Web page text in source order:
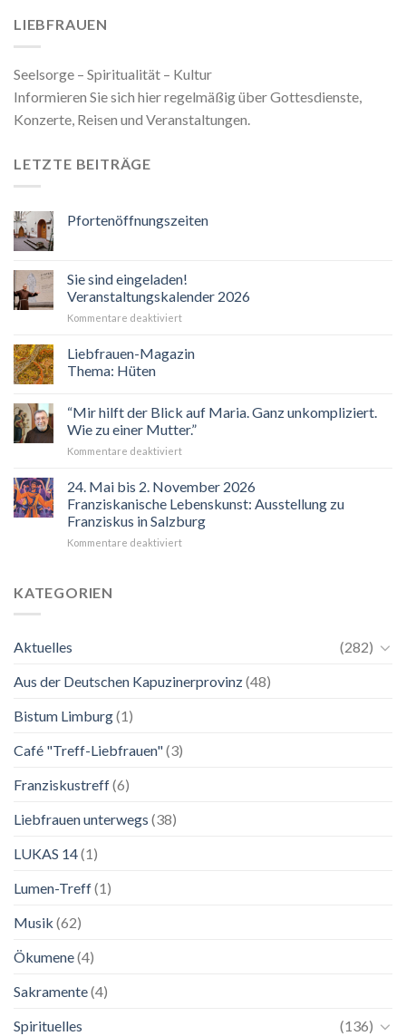
LIEBFRAUEN
Seelsorge – Spiritualität – Kultur
Informieren Sie sich hier regelmäßig über Gottesdienste,
Konzerte, Reisen und Veranstaltungen.
LETZTE BEITRÄGE
Pfortenöffnungszeiten
Sie sind eingeladen!
Veranstaltungskalender 2026
Kommentare deaktiviertfür
sind
eingeladen!
Liebfrauen-Magazin
Thema: Hüten
“Mir hilft der Blick auf Maria. Ganz unkompliziert.
Wie zu einer Mutter.”
Kommentare deaktiviertfür
hilft
der
Blick
auf
Maria.
24. Mai bis 2. November 2026
Franziskanische Lebenskunst: Ausstellung zu
Franziskus in Salzburg
Kommentare deaktiviertfür
Ausstellung
KATEGORIEN
Aktuelles
(282)
Aus der Deutschen Kapuzinerprovinz(48)
Bistum Limburg(1)
Café "Treff-Liebfrauen"(3)
Franziskustreff(6)
Liebfrauen unterwegs (38)
LUKAS 14(1)
Lumen-Treff(1)
Musik (62)
Ökumene(4)
Sakramente(4)
Spirituelles
(136)